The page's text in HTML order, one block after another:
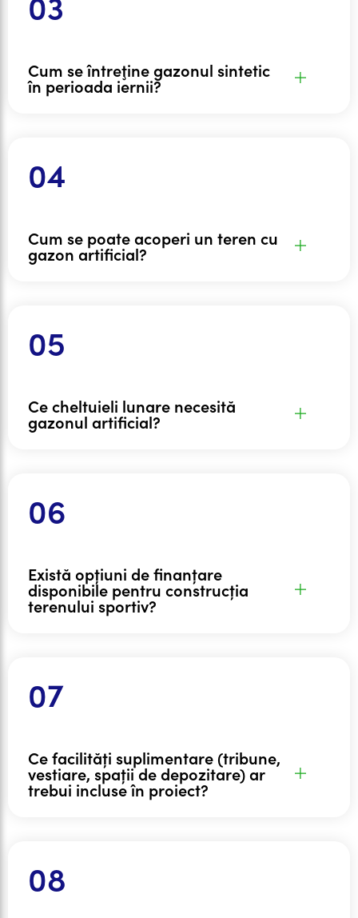
Cum se întreţine gazonul sintetic
în perioada iernii?
Cum se poate acoperi un teren cu
gazon artificial?
Ce cheltuieli lunare necesită
gazonul artificial?
Există opțiuni de finanțare
disponibile pentru construcția
terenului sportiv?
Ce facilități suplimentare (tribune,
vestiare, spații de depozitare) ar
trebui incluse în proiect?